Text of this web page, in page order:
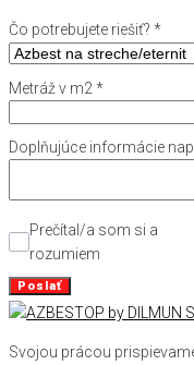
Čo potrebujete riešiť? *
Metráž v m2 *
Doplňujúce informácie
Prečítal/a som si a
rozumiem
Poslať
Svojou prácou